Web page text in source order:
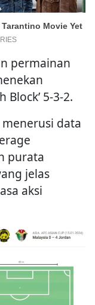
permainan
Block’ 5-3-2.
data
purata
jelas
aksi